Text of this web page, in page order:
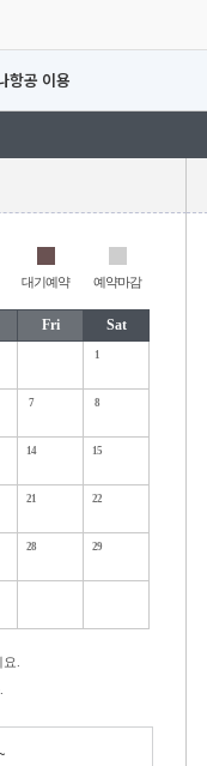
항공 이용
대기예약 예약마감
Fri Sat
1
7 8
14 15
21 22
28 29
.